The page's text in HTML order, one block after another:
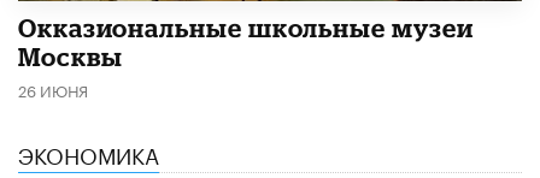
​Окказиональные школьные музеи
Москвы
26 ИЮНЯ
ЭКОНОМИКА